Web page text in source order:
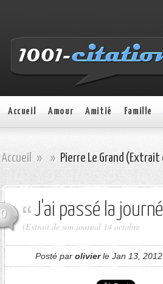
Accueil Amour Amitié Famille
Accueil » » Pierre Le Grand
0 J'ai passé la
(Extrait de son journal 14 octobre
Posté par olivierle Jan 13,